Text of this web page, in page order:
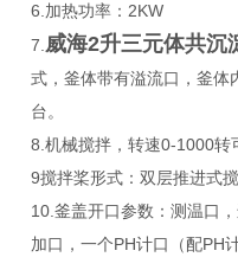
6.加热功率：2KW
7.威海2升三元体共沉
式，釜体带有溢流口，釜体
台。
8.机械搅拌，转速0-1000转
9搅拌桨形式：双层推进式
10.釜盖开口参数：测温口
加口，一个PH计口（配PH